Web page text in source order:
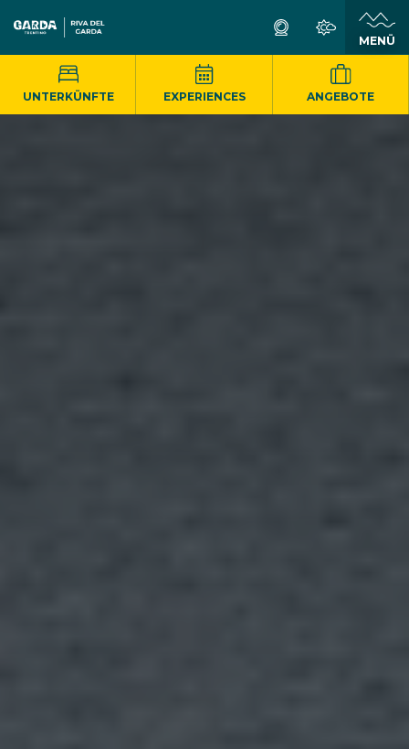
MENÜ
UNTERKÜNFTE EXPERIENCES ANGEBOTE